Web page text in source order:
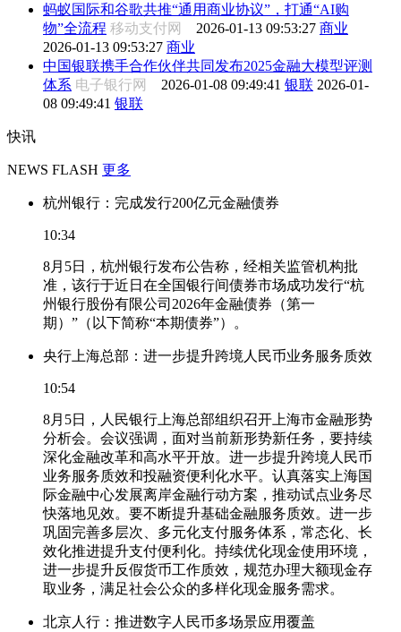
蚂蚁国际和谷歌共推“通用商业协议”，打通“AI购
物”全流程 移动支付网 2026-01-13 09:53:27 商业
2026-01-13 09:53:27 商业
中国银联携手合作伙伴共同发布2025金融大模型评测
体系 电子银行网 2026-01-08 09:49:41 银联 2026-01-
08 09:49:41 银联
快讯
NEWS FLASH 更多
杭州银行：完成发行200亿元金融债券
10:34
8月5日，杭州银行发布公告称，经相关监管机构批
准，该行于近日在全国银行间债券市场成功发行“杭
州银行股份有限公司2026年金融债券（第一
期）”（以下简称“本期债券”）。
央行上海总部：进一步提升跨境人民币业务服务质效
10:54
8月5日，人民银行上海总部组织召开上海市金融形势
分析会。会议强调，面对当前新形势新任务，要持续
深化金融改革和高水平开放。进一步提升跨境人民币
业务服务质效和投融资便利化水平。认真落实上海国
际金融中心发展离岸金融行动方案，推动试点业务尽
快落地见效。要不断提升基础金融服务质效。进一步
巩固完善多层次、多元化支付服务体系，常态化、长
效化推进提升支付便利化。持续优化现金使用环境，
进一步提升反假货币工作质效，规范办理大额现金存
取业务，满足社会公众的多样化现金服务需求。
北京人行：推进数字人民币多场景应用覆盖